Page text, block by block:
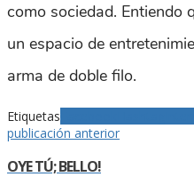
como sociedad. Entiendo
un espacio de
arma de doble filo.
Etiquetas
publicación anterior
OYE TÚ; BELLO!